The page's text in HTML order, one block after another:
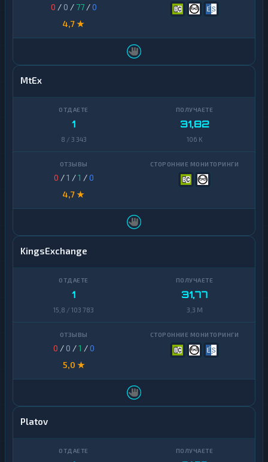
0 / 0 / 77/0
4,7 ★
MtEx
1
8 / 3 343
31,82
106 K
0 /1 /1 /0
4,7 ★
KingsExchange
1
15,8 / 103 783
31,77
3,3 M
0 / 0 /1 /0
5,0 ★
Platov